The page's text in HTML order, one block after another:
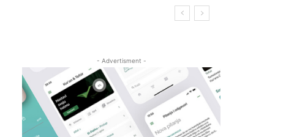
- Advertisment -